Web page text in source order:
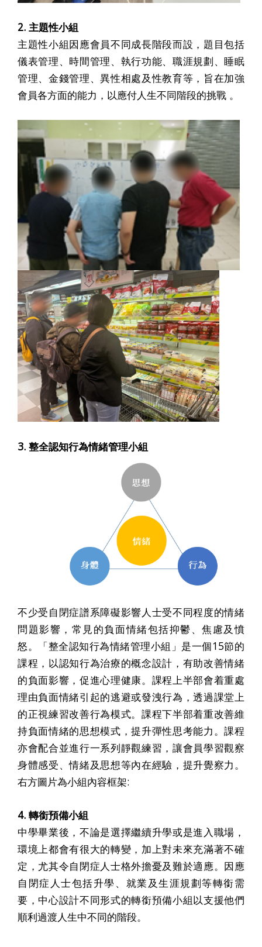
2. 主題性小組
主題性小組因應會員不同成長階段而設，題目包括
儀表管理、時間管理、執行功能、職涯規劃、睡眠
管理、金錢管理、異性相處及性教育等，旨在加強
會員各方面的能力，以應付人生不同階段的挑戰 。
3. 整全認知行為情緒管理小組
不少受自閉症譜系障礙影響人士受不同程度的情緒
問題影響，常見的負面情緒包括抑鬱、焦慮及憤
怒。「整全認知行為情緒管理小組」是一個15節的
課程，以認知行為治療的概念設計，有助改善情緒
的負面影響，促進心理健康。課程上半部會着重處
理由負面情緒引起的逃避或發洩行為，透過課堂上
的正視練習改善行為模式。課程下半部着重改善維
持負面情緒的思想模式，提升彈性思考能力。課程
亦會配合並進行一系列靜觀練習，讓會員學習觀察
身體感受、情緒及思想等內在經驗，提升覺察力。
右方圖片為小組內容框架:
4. 轉銜預備小組
中學畢業後，不論是選擇繼續升學或是進入職場，
環境上都會有很大的轉變，加上對未來充滿著不確
定，尤其令自閉症人士格外擔憂及難於適應。因應
自閉症人士包括升學、就業及生涯規劃等轉銜需
要，中心設計不同形式的轉銜預備小組以支援他們
順利過渡人生中不同的階段。